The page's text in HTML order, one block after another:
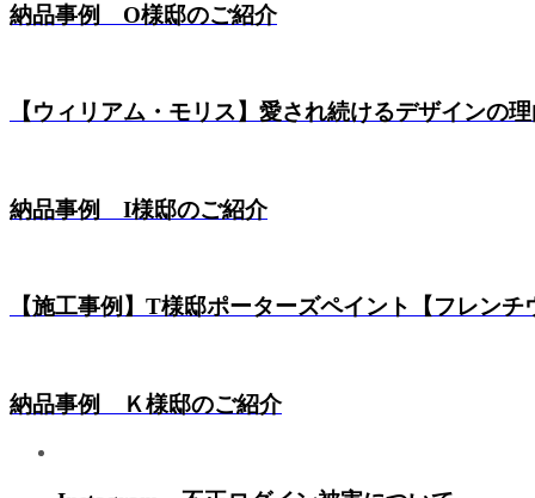
納品事例 O様邸のご紹介
【ウィリアム・モリス】愛され続けるデザインの
納品事例 I様邸のご紹介
【施工事例】T様邸ポーターズペイント【フレンチ
納品事例 Ｋ様邸のご紹介